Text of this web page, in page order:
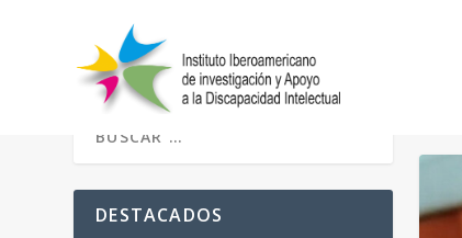
DESTACADOS